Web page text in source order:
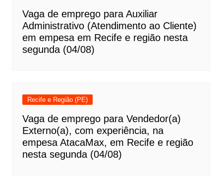
Vaga de emprego para Auxiliar
Administrativo (Atendimento ao Cliente)
em empesa em Recife e região nesta
segunda (04/08)
Recife e Região (PE)
Vaga de emprego para Vendedor(a)
Externo(a), com experiência, na
empesa AtacaMax, em Recife e região
nesta segunda (04/08)